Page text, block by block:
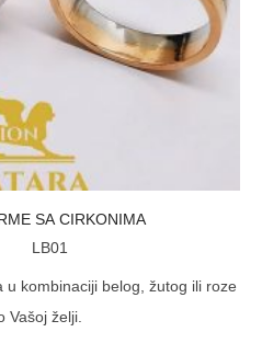
SA CIRKONIMA
LB01
kombinaciji belog, žutog ili roze
Vašoj želji.